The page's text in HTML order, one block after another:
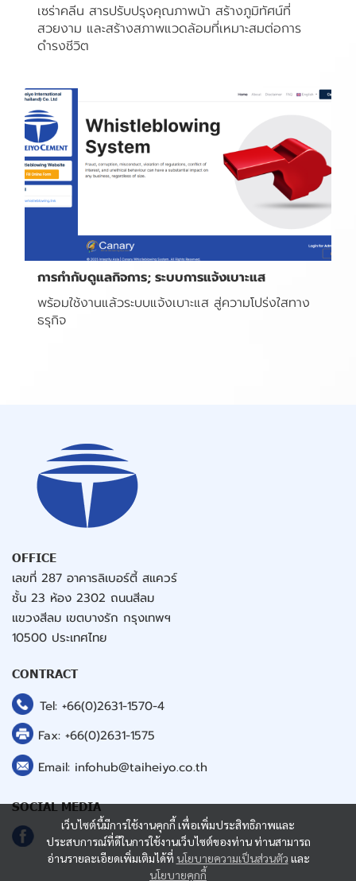
เซร่าคลีน สารปรับปรุงคุณภาพน้า สร้างภูมิทัศน์ที่
สวยงาม และสร้างสภาพแวดล้อมที่เหมาะสมต่อการ
ดำรงชีวิต
การกำกับดูแลกิจการ; ระบบการแจ้งเบาะแส
พร้อมใช้งานแล้วระบบแจ้งเบาะแส สู่ความโปร่งใสทาง
ธรุกิจ
เว็บไซต์นี้มีการใช้งานคุกกี้ เพื่อเพิ่มประสิทธิภาพและ
ประสบการณ์ที่ดีในการใช้งานเว็บไซต์ของท่าน ท่านสามารถ
อ่านรายละเอียดเพิ่มเติมได้ที่ นโยบายความเป็นส่วนตัว และ
นโยบายคุกกี้
OFFICE
เลขที่ 287 อาคารลิเบอร์ตี้ สแควร์
ชั้น 23 ห้อง 2302 ถนนสีลม
แขวงสีลม เขตบางรัก กรุงเทพฯ
10500 ประเทศไทย
CONTRACT
Tel: +66(0)2631-1570-4
Fax: +66(0)2631-1575
Email: infohub@taiheiyo.co.th
SOCIAL MEDIA